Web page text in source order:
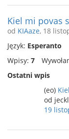
Kiel mi povas
od KIAaze, 18
Język: Esperanto
Wpisy: 7
Ostatni wpis
(eo)
od
19